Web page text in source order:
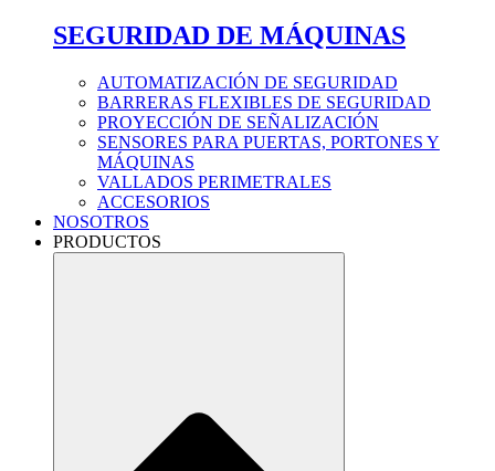
SEGURIDAD DE MÁQUINAS
AUTOMATIZACIÓN DE SEGURIDAD
BARRERAS FLEXIBLES DE SEGURIDAD
PROYECCIÓN DE SEÑALIZACIÓN
SENSORES PARA PUERTAS, PORTONES Y
MÁQUINAS
VALLADOS PERIMETRALES
ACCESORIOS
NOSOTROS
PRODUCTOS